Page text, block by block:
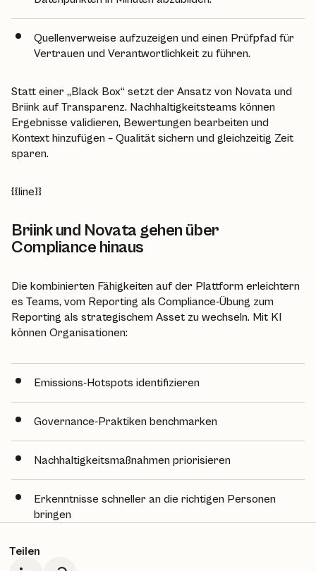
Teilen
Quellenverweise aufzuzeigen und einen Prüfpfad für
Vertrauen und Verantwortlichkeit zu führen.
Statt einer „Black Box“ setzt der Ansatz von Novata und
Briink auf Transparenz. Nachhaltigkeitsteams können
Ergebnisse validieren, Bewertungen bearbeiten und
Kontext hinzufügen – Qualität sichern und gleichzeitig Zeit
sparen.
{{line}}
Briink und Novata gehen über
Compliance hinaus
Die kombinierten Fähigkeiten auf der Plattform erleichtern
es Teams, vom Reporting als Compliance-Übung zum
Reporting als strategischem Asset zu wechseln. Mit KI
können Organisationen:
Emissions-Hotspots identifizieren
Governance-Praktiken benchmarken
Nachhaltigkeitsmaßnahmen priorisieren
Erkenntnisse schneller an die richtigen Personen
bringen